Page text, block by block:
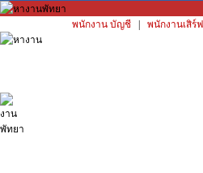
พนักงาน บัญชี พนักงานเสิร์ฟ